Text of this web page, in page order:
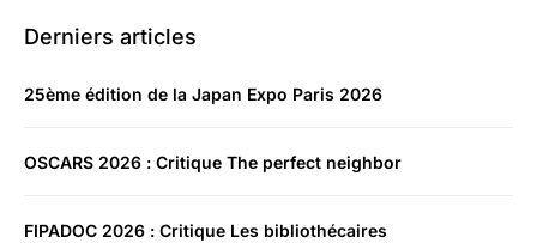
Derniers articles
25ème édition de la Japan Expo Paris 2026
OSCARS 2026 : Critique The perfect neighbor
FIPADOC 2026 : Critique Les bibliothécaires